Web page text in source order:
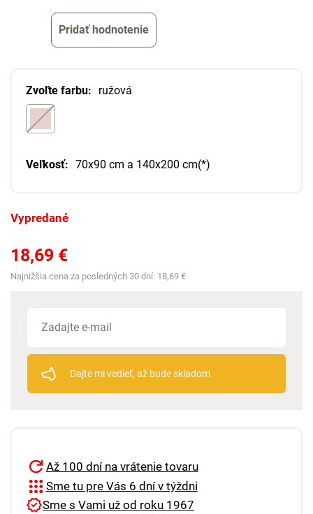
Pridať hodnotenie
Zvoľte farbu: ružová
Veľkosť: 70x90 cm a 140x200 cm(*)
18,69 €
Najnižšia cena za posledných 30 dní: 18,69 €
Vypredané
Dajte mi vedieť, až bude skladom
Až 100 dní na vrátenie tovaru
Sme tu pre Vás 6 dní v týždni
Sme s Vami už od roku 1967